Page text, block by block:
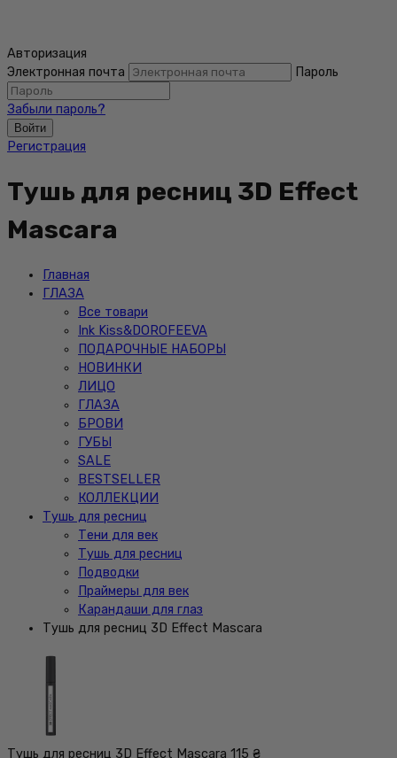
Авторизация
Электронная почта
Пароль
Забыли пароль?
Войти
Регистрация
Тушь для ресниц 3D Effect
Mascara
Главная
ГЛАЗА
Все товари
Ink Kiss&DOROFEEVA
ПОДАРОЧНЫЕ НАБОРЫ
НОВИНКИ
ЛИЦО
ГЛАЗА
БРОВИ
ГУБЫ
SALE
BESTSELLER
КОЛЛЕКЦИИ
Тушь для ресниц
Тени для век
Тушь для ресниц
Подводки
Праймеры для век
Карандаши для глаз
Тушь для ресниц 3D Effect Mascara
Тушь для ресниц 3D Effect Mascara 115 ₴